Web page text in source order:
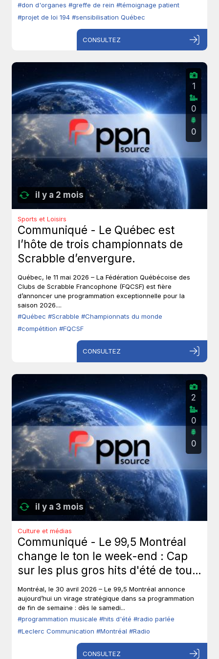
#don d'organes #greffe de rein #témoignage patient
#projet de loi 194 #sensibilisation Québec
CONSULTEZ
il y a 2 mois
1
0
0
Sports et Loisirs
Communiqué - Le Québec est
l’hôte de trois championnats de
Scrabble d’envergure.
Québec, le 11 mai 2026 – La Fédération Québécoise des
Clubs de Scrabble Francophone (FQCSF) est fière
d’annoncer une programmation exceptionnelle pour la
saison 2026....
#Québec #Scrabble #Championnats du monde
#compétition #FQCSF
CONSULTEZ
il y a 3 mois
2
0
0
Culture et médias
Communiqué - Le 99,5 Montréal
change le ton le week-end : Cap
sur les plus gros hits d'été de tous
les temps, sans toucher à ses voix
fortes en semaine.
Montréal, le 30 avril 2026 – Le 99,5 Montréal annonce
aujourd’hui un virage stratégique dans sa programmation
de fin de semaine : dès le samedi...
#programmation musicale #hits d'été #radio parlée
#Leclerc Communication #Montréal #Radio
CONSULTEZ